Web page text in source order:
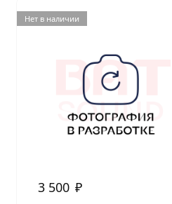
Нет в наличии
3 500 ₽